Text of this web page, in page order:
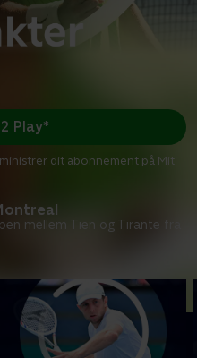
mellem Tien og Tirante fra
Play*
dit abonnement på Mit